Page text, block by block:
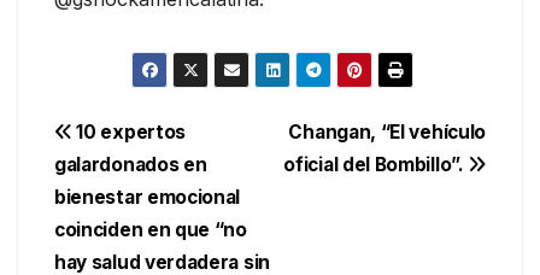
Navegación
de
entradas
Changan, “El vehículo
oficial del Bombillo”.
10 expertos
galardonados en
bienestar emocional
coinciden en que “no
hay salud verdadera sin